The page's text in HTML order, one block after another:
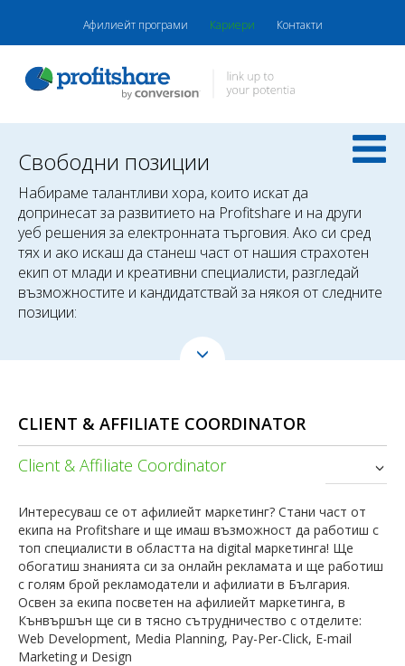
Афилиейт програми Кариери Контакти
Свободни позиции
Набираме талантливи хора, които искат да
допринесат за развитието на Profitshare и на други
уеб решения за електронната търговия. Ако си сред
тях и ако искаш да станеш част от нашия страхотен
екип от млади и креативни специалисти, разгледай
възможностите и кандидатствай за някоя от следните
позиции:
CLIENT & AFFILIATE COORDINATOR
Client & Affiliate Coordinator
Интересуваш се от афилиейт маркетинг? Стани част от
екипа на Profitshare и ще имаш възможност да работиш с
топ специалисти в областта на digital маркетинга! Ще
обогатиш знанията си за онлайн рекламата и ще работиш
с голям брой рекламодатели и афилиати в България.
Освен за екипа посветен на афилиейт маркетинга, в
Кънвършън ще си в тясно сътрудничество с отделите:
Web Development, Media Planning, Pay-Per-Click, E-mail
Marketing и Design